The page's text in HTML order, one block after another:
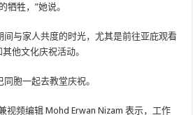
牺牲，”她说。
间与家人共度的时光，尤其是前往亚庇观看
他文化庆祝活动。
胞一起去教堂庆祝。
视频编辑 Mohd Erwan Nizam 表示，工作